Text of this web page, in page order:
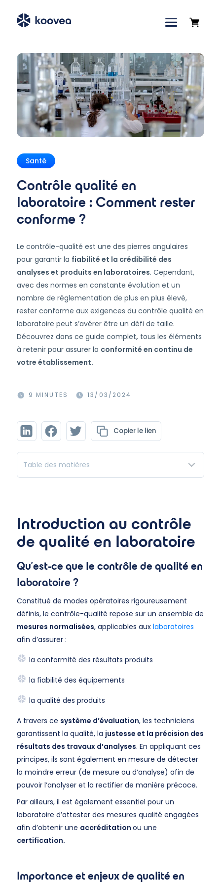
Accueil»Blog»Contrôle qualité en laboratoire :
Santé
Contrôle qualité en
laboratoire : Comment rester
conforme ?
Le contrôle-qualité est une des pierres angulaires
pour garantir la fiabilité et la crédibilité des
analyses et produits en laboratoires. Cependant,
avec des normes en constante évolution et un
nombre de réglementation de plus en plus élevé,
rester conforme aux exigences du contrôle qualité en
laboratoire peut s’avérer être un défi de taille.
Découvrez dans ce guide complet, tous les éléments
à retenir pour assurer la conformité en continu de
votre établissement.
9 MINUTES 13/03/2024
Introduction au contrôle
de qualité en laboratoire
Qu’est-ce que le contrôle de qualité en
laboratoire ?
Constitué de modes opératoires rigoureusement
définis, le contrôle-qualité repose sur un ensemble de
mesures normalisées, applicables aux laboratoires
afin d’assurer :
la conformité des résultats produits
la fiabilité des équipements
la qualité des produits
A travers ce système d’évaluation, les techniciens
garantissent la qualité, la justesse et la précision des
résultats des travaux d’analyses. En appliquant ces
principes, ils sont également en mesure de détecter
la moindre erreur (de mesure ou d’analyse) afin de
pouvoir l’analyser et la rectifier de manière précoce.
Par ailleurs, il est également essentiel pour un
laboratoire d’attester des mesures qualité engagées
afin d’obtenir une accréditation ou une
certification.
Importance et enjeux de qualité en
Copier le lien
Table des matières